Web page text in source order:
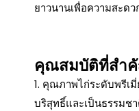
ยาวนานเพื่อความสะด
คุณสมบัติที่สำ
1. คุณภาพไก่ระดับพรีเ
บริสุทธิ์และเป็นธรรมช